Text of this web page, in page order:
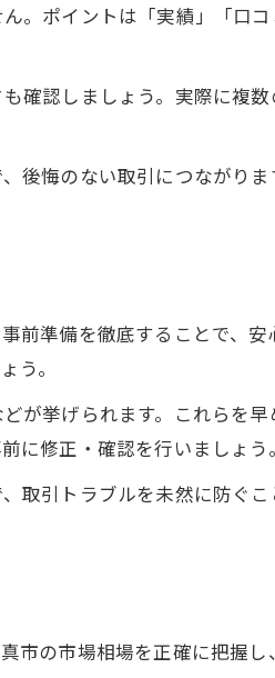
ェック術
理由
取の極意
ョン買取
本
の流れ
ポイント
る相談術
点集
交渉術
ロー重要性
。ポイントは「実績」「口
確認しましょう。実際に複
後悔のない取引につながり
前準備を徹底することで、
う。
が挙げられます。これらを
に修正・確認を行いましょう。
取引トラブルを未然に防ぐ
市の市場相場を正確に把握